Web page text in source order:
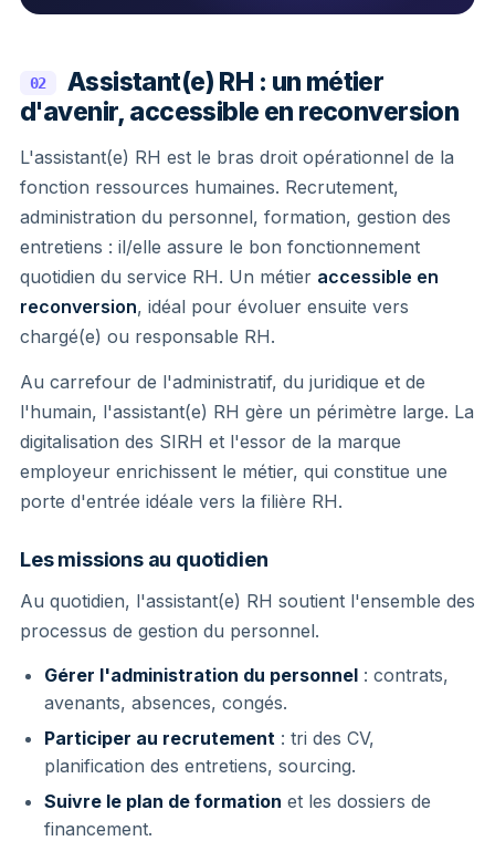
02
Assistant(e) RH : un métier
d'avenir, accessible en reconversion
L'assistant(e) RH est le bras droit opérationnel de la
fonction ressources humaines. Recrutement,
administration du personnel, formation, gestion des
entretiens : il/elle assure le bon fonctionnement
quotidien du service RH. Un métier accessible en
reconversion, idéal pour évoluer ensuite vers
chargé(e) ou responsable RH.
Au carrefour de l'administratif, du juridique et de
l'humain, l'assistant(e) RH gère un périmètre large. La
digitalisation des SIRH et l'essor de la marque
employeur enrichissent le métier, qui constitue une
porte d'entrée idéale vers la filière RH.
Les missions au quotidien
Au quotidien, l'assistant(e) RH soutient l'ensemble des
processus de gestion du personnel.
Gérer l'administration du personnel : contrats,
avenants, absences, congés.
Participer au recrutement : tri des CV,
planification des entretiens, sourcing.
Suivre le plan de formation et les dossiers de
financement.